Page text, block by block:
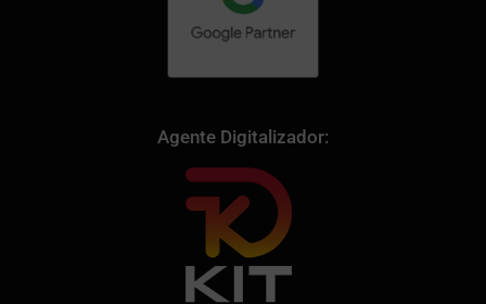
Agente Digitalizador: